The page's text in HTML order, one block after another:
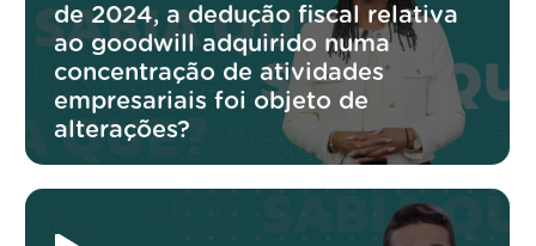
de 2024, a dedução fiscal relativa
ao goodwill adquirido numa
concentração de atividades
empresariais foi objeto de
alterações?